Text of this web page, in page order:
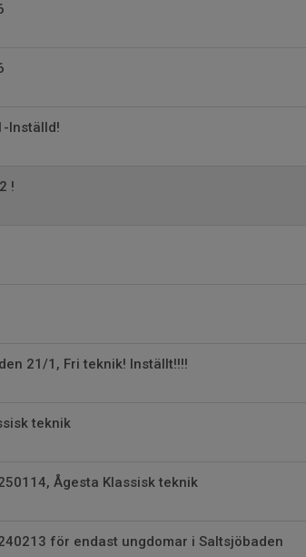
Inställd!
!
21/1, Fri teknik! Inställt!!!!
teknik
Ågesta Klassisk teknik
för endast ungdomar i Saltsjöbaden